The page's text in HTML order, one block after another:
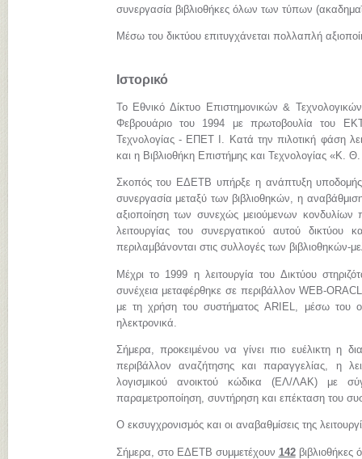
συνεργασία βιβλιοθήκες όλων των τύπων
Μέσω του δικτύου επιτυγχάνεται πολλαπλή
Ιστορικό
Το Εθνικό Δίκτυο Επιστημονικών &
Φεβρουάριο του 1994 με πρωτοβουλία του
Τεχνολογίας - ΕΠΕΤ Ι. Κατά την πιλοτική φάση
και η Βιβλιοθήκη Επιστήμης και Τεχνολογίας «Κ.
Σκοπός του ΕΔΕΤΒ υπήρξε η ανάπτυξη
συνεργασία μεταξύ των βιβλιοθηκών, η
αξιοποίηση των συνεχώς μειούμενων κονδυλίων
λειτουργίας του συνεργατικού αυτού
περιλαμβάνονται στις συλλογές των βιβλιοθηκών-
Μέχρι το 1999 η λειτουργία του Δικτύου
συνέχεια μεταφέρθηκε σε περιβάλλον WEB-
με τη χρήση του συστήματος ARIEL, μέσω του
ηλεκτρονικά.
Σήμερα, προκειμένου να γίνει πιο ευέλικτη η
περιβάλλον αναζήτησης και παραγγελίας, η
λογισμικού ανοικτού κώδικα (ΕΛ/ΛΑΚ) με
παραμετροποίηση, συντήρηση και επέκταση του
Ο εκσυγχρονισμός και οι αναβαθμίσεις της
Σήμερα, στο ΕΔΕΤΒ συμμετέχουν 142βιβλιοθήκες